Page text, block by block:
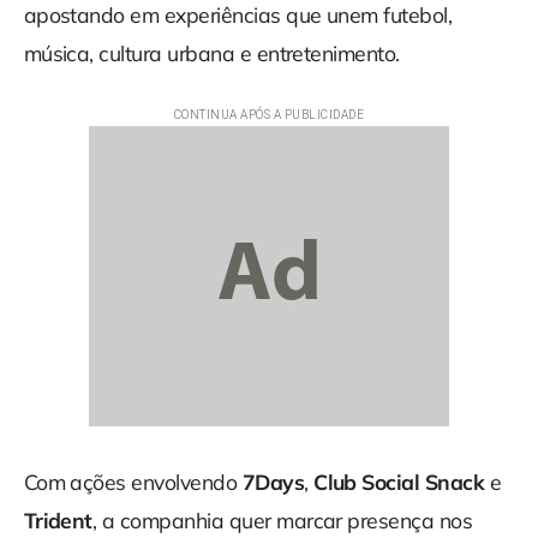
apostando em experiências que unem futebol,
música, cultura urbana e entretenimento.
Com ações envolvendo 7Days, Club Social Snacke
Trident, a companhia quer marcar presença nos